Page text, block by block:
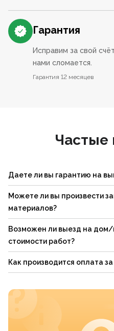
Гарантия
Исправим за свой
нами сломается.
Гарантия 12 месяцев
Частые
Даете ли вы гарантию на
Можете ли вы произвести
материалов?
Возможен ли выезд на дом/
стоимости работ?
Как производится оплата